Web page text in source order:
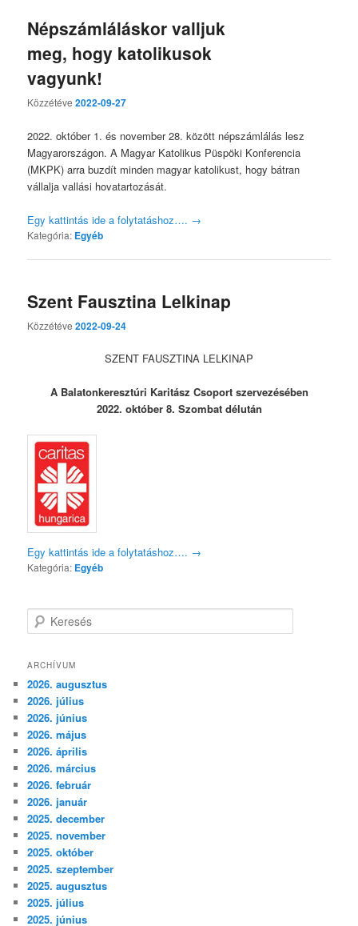
Népszámláláskor valljuk
meg, hogy katolikusok
vagyunk!
Közzétéve2022-09-27
2022. október 1. és november 28. között népszámlálás lesz
Magyarországon. A Magyar Katolikus Püspöki Konferencia
(MKPK) arra buzdít minden magyar katolikust, hogy bátran
vállalja vallási hovatartozását.
Egy kattintás ide a folytatáshoz…. →
Kategória: Egyéb
Szent Fausztina Lelkinap
Közzétéve2022-09-24
SZENT FAUSZTINA LELKINAP
A Balatonkeresztúri Karitász Csoport szervezésében
2022. október 8. Szombat délután
Egy kattintás ide a folytatáshoz…. →
Kategória: Egyéb
e
e
é
s
ARCHÍVUM
2026. augusztus
2026. július
2026. június
2026. május
2026. április
2026. március
2026. február
2026. január
2025. december
2025. november
2025. október
2025. szeptember
2025. augusztus
2025. július
2025. június